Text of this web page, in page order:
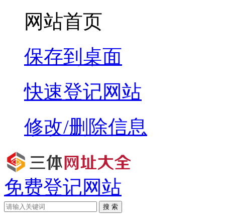
网站首页
保存到桌面
快速登记网站
修改/删除信息
免费登记网站
搜 索